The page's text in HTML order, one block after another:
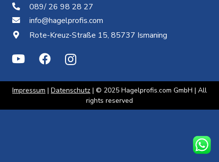
089/ 26 98 28 27
info@hagelprofis.com
Rote-Kreuz-Straße 15, 85737 Ismaning
Impressum | Datenschutz | © 2025 Hagelprofis.com GmbH | All
rights reserved